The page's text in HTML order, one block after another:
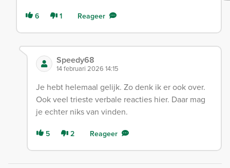
6 1 Reageer
Speedy68
14 februari 2026 14:15
Je hebt helemaal gelijk. Zo denk ik er ook over.
Ook veel trieste verbale reacties hier. Daar mag
je echter niks van vinden.
5 2 Reageer